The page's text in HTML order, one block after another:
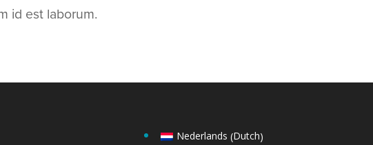
id est laborum.
Nederlands (Dutch)